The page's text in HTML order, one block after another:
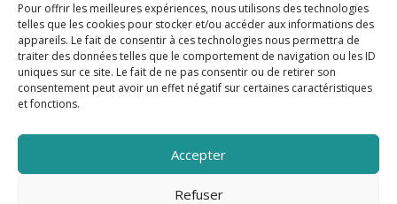
Pour offrir les meilleures expériences, nous utilisons des technologies
telles que les cookies pour stocker et/ou accéder aux informations des
appareils. Le fait de consentir à ces technologies nous permettra de
traiter des données telles que le comportement de navigation ou les ID
uniques sur ce site. Le fait de ne pas consentir ou de retirer son
consentement peut avoir un effet négatif sur certaines caractéristiques
et fonctions.
Accepter
Refuser
FAIRE UN DON